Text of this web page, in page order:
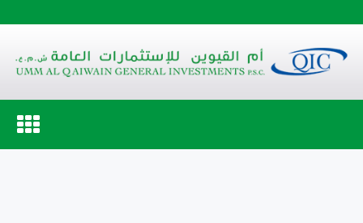
Toggle
navigation